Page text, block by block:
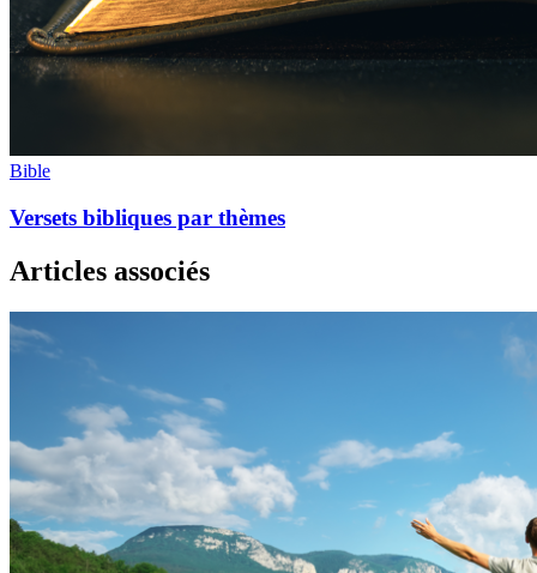
Bible
Versets bibliques par thèmes
Articles associés